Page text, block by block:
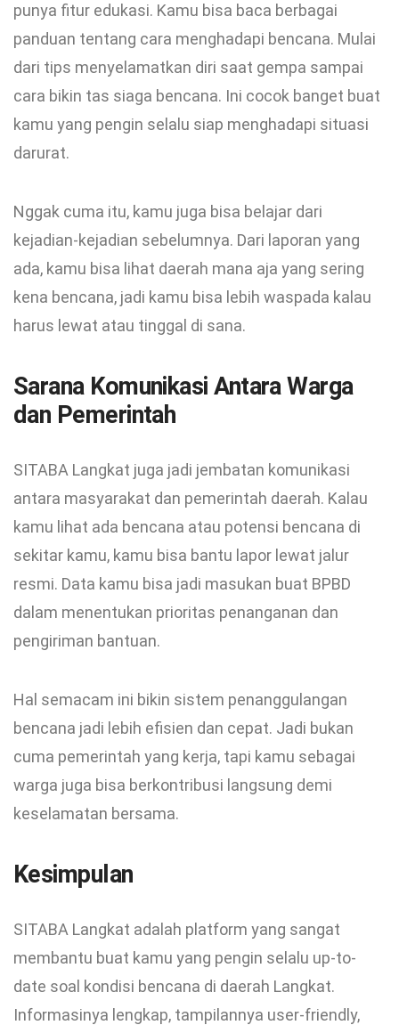
punya fitur edukasi. Kamu bisa baca berbagai
panduan tentang cara menghadapi bencana. Mulai
dari tips menyelamatkan diri saat gempa sampai
cara bikin tas siaga bencana. Ini cocok banget buat
kamu yang pengin selalu siap menghadapi situasi
darurat.
Nggak cuma itu, kamu juga bisa belajar dari
kejadian-kejadian sebelumnya. Dari laporan yang
ada, kamu bisa lihat daerah mana aja yang sering
kena bencana, jadi kamu bisa lebih waspada kalau
harus lewat atau tinggal di sana.
Sarana Komunikasi Antara Warga
dan Pemerintah
SITABA Langkat juga jadi jembatan komunikasi
antara masyarakat dan pemerintah daerah. Kalau
kamu lihat ada bencana atau potensi bencana di
sekitar kamu, kamu bisa bantu lapor lewat jalur
resmi. Data kamu bisa jadi masukan buat BPBD
dalam menentukan prioritas penanganan dan
pengiriman bantuan.
Hal semacam ini bikin sistem penanggulangan
bencana jadi lebih efisien dan cepat. Jadi bukan
cuma pemerintah yang kerja, tapi kamu sebagai
warga juga bisa berkontribusi langsung demi
keselamatan bersama.
Kesimpulan
SITABA Langkat adalah platform yang sangat
membantu buat kamu yang pengin selalu up-to-
date soal kondisi bencana di daerah Langkat.
Informasinya lengkap, tampilannya user-friendly,